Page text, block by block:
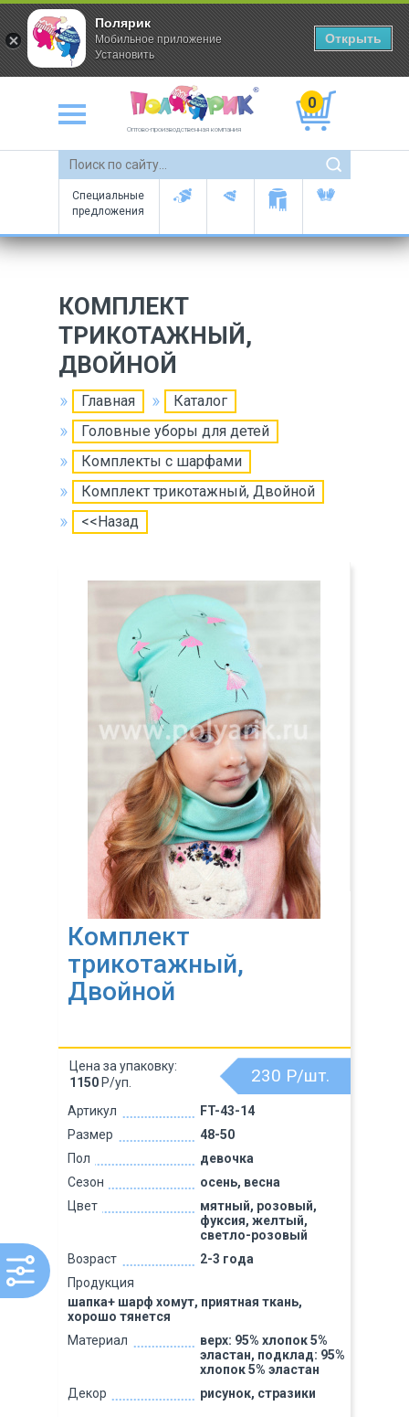
Оптово-производственная компания
0
Специальные
предложения
КОМПЛЕКТ
ТРИКОТАЖНЫЙ,
ДВОЙНОЙ
Главная
Каталог
Головные уборы для детей
Комплекты с шарфами
Комплект трикотажный, Двойной
<<Назад
Комплект
трикотажный,
Двойной
Артикул
FT-43-14
Размер
48-50
Пол
девочка
Сезон
осень, весна
Цвет
мятный, розовый,
фуксия, желтый,
светло-розовый
Возраст
2-3 года
Продукция
шапка+ шарф хомут, приятная ткань,
хорошо тянется
Материал
верх: 95% хлопок 5%
эластан, подклад: 95%
хлопок 5% эластан
Декор
рисунок, стразики
230 Р/шт.
Цена за упаковку:
1150 Р/уп.
Полярик
Мобильное приложение
Установить
Открыть